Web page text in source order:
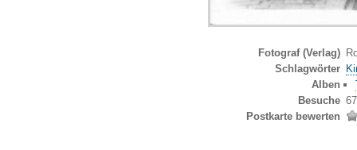
Fotograf (Verlag)
Schlagwörter
Alben
Besuche
Postkarte bewerten